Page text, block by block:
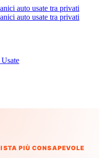
PIÙ CONSAPEVOLE